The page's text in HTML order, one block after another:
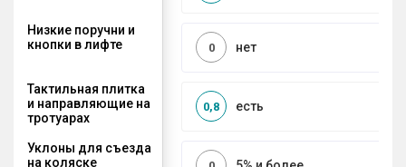
Низкие поручни и
кнопки в лифте
нет
0
Тактильная плитка
и направляющие на
тротуарах
есть
0,8
Уклоны для съезда
на коляске